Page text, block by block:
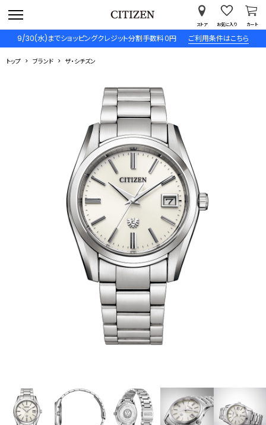
9/30(水)までショッピングクレジット分割手数料０円 ご利用条件はこちら
ストア お気に入り カート
トップ ブランド ザ・シチズン